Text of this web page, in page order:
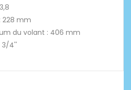
228 mm
du volant : 406 mm
3/4''